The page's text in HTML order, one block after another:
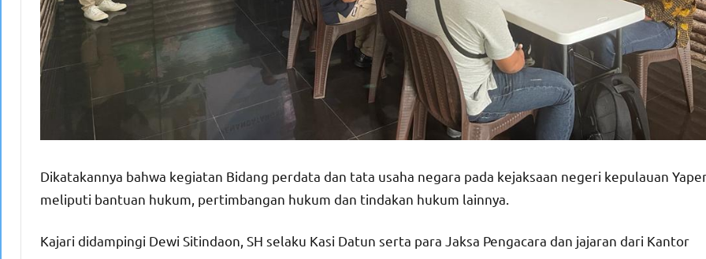
Dikatakannya bahwa kegiatan Bidang perdata dan tata usaha negara pada kejaksaan negeri kepulauan
meliputi bantuan hukum, pertimbangan hukum dan tindakan hukum lainnya.
Kajari didampingi Dewi Sitindaon, SH selaku Kasi Datun serta para Jaksa Pengacara dan jajaran dari Kantor